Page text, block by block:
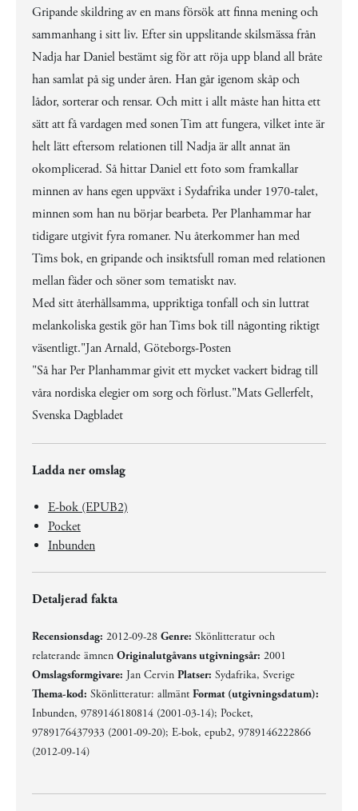
Gripande skildring av en mans försök att finna mening och
sammanhang i sitt liv. Efter sin uppslitande skilsmässa från
Nadja har Daniel bestämt sig för att röja upp bland all bråte
han samlat på sig under åren. Han går igenom skåp och
lådor, sorterar och rensar. Och mitt i allt måste han hitta ett
sätt att få vardagen med sonen Tim att fungera, vilket inte är
helt lätt eftersom relationen till Nadja är allt annat än
okomplicerad. Så hittar Daniel ett foto som framkallar
minnen av hans egen uppväxt i Sydafrika under 1970-talet,
minnen som han nu börjar bearbeta. Per Planhammar har
tidigare utgivit fyra romaner. Nu återkommer han med
Tims bok, en gripande och insiktsfull roman med relationen
mellan fäder och söner som tematiskt nav.
Med sitt återhållsamma, uppriktiga tonfall och sin luttrat
melankoliska gestik gör han Tims bok till någonting riktigt
väsentligt."Jan Arnald, Göteborgs-Posten
"Så har Per Planhammar givit ett mycket vackert bidrag till
våra nordiska elegier om sorg och förlust."Mats Gellerfelt,
Svenska Dagbladet
Ladda ner omslag
E-bok (EPUB2)
Pocket
Inbunden
Detaljerad fakta
Recensionsdag: 2012-09-28 Genre: Skönlitteratur och
relaterande ämnen Originalutgåvans utgivningsår: 2001
Omslagsformgivare: Jan Cervin Platser: Sydafrika, Sverige
Thema-kod: Skönlitteratur: allmänt Format (utgivningsdatum):
Inbunden, 9789146180814 (2001-03-14); Pocket,
9789176437933 (2001-09-20); E-bok, epub2, 9789146222866
(2012-09-14)